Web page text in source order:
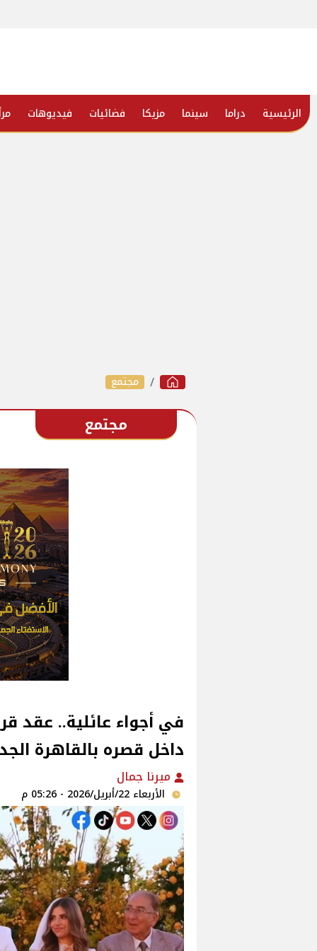
الرئيسية دراما سينما مزيكا فضائيات فيديوهات
مجتمع
مجتمع
في أجواء عائلية.. عقد
داخل قصره بالقاهرة
ميرنا جمال
الأربعاء 22/أبريل/2026 - 05:26 م